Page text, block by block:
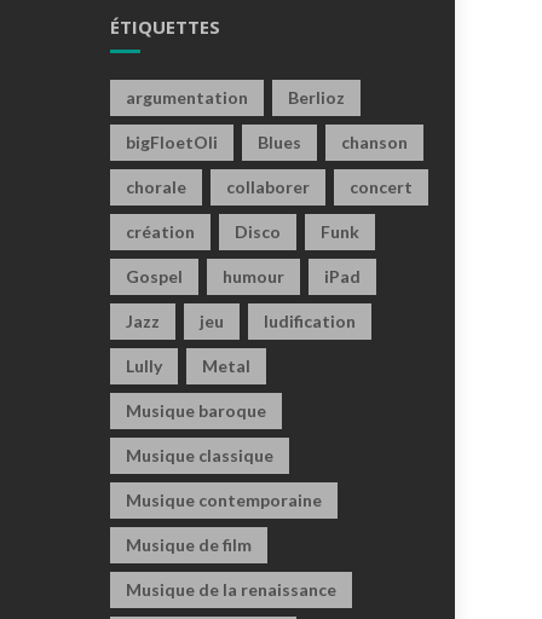
ÉTIQUETTES
argumentation Berlioz
bigFloetOli Blues chanson
chorale collaborer concert
création Disco Funk
Gospel humour iPad
Jazz jeu ludification
Lully Metal
Musique baroque
Musique classique
Musique contemporaine
Musique de film
Musique de la renaissance